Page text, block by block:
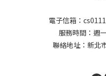
電子信箱：
服務時間：週
聯絡地址：新北